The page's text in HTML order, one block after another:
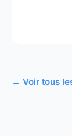
← Voir tous